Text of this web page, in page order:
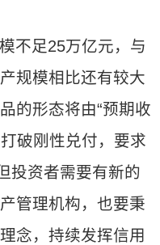
不足25万亿元，与
规模相比还有较大
的形态将由“预期收
破刚性兑付，要求
投资者需要有新的
管理机构，也要秉
念，持续发挥信用